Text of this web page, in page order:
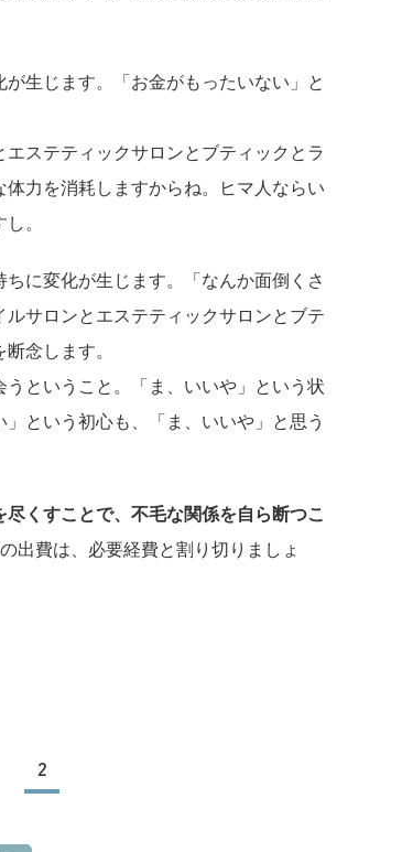
生じます。「お金がもったいない」と
ステティックサロンとブティックとラ
力を消耗しますからね。ヒマ人ならい
。
に変化が生じます。「なんか面倒くさ
サロンとエステティックサロンとブテ
念します。
ということ。「ま、いいや」という状
という初心も、「ま、いいや」と思う
尽くすことで、不毛な関係を自ら断つこ
出費は、必要経費と割り切りましょ
2